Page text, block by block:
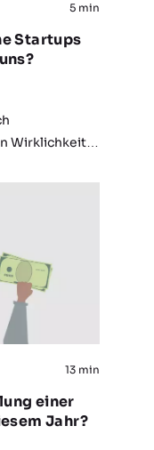
5 min
Startups
Wirklichkeit
diese drei
vom
13 min
einer
Jahr?